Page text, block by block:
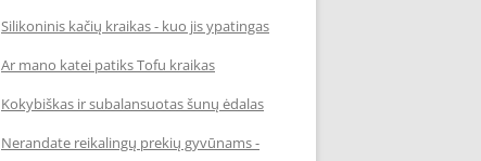
Silikoninis kačių kraikas - kuo jis ypatingas
Ar mano katei patiks Tofu kraikas
Kokybiškas ir subalansuotas šunų ėdalas
Nerandate reikalingų prekių gyvūnams -